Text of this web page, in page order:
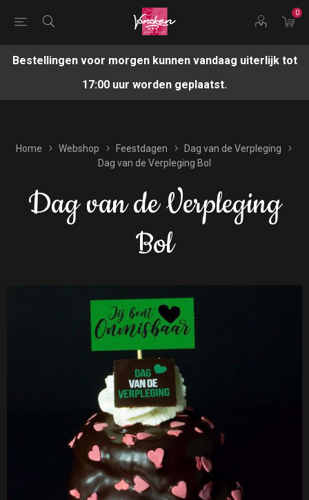
0
Bestellingen voor morgen kunnen vandaag uiterlijk tot
17:00 uur worden geplaatst.
Home Webshop Feestdagen
Dag van de Verpleging
Dag van de Verpleging Bol
Dag van de Verpleging
Bol